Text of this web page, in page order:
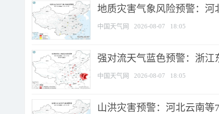
地质灾害气象风险预警：河
中国天气网 2026-08-07 18:05
强对流天气蓝色预警：浙江
中国天气网 2026-08-07 18:05
山洪灾害预警：河北云南